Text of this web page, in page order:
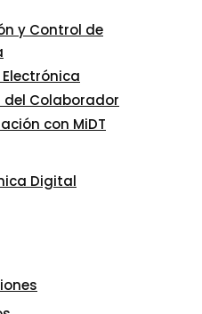
y Control de
del Colaborador
con MiDT
Digital